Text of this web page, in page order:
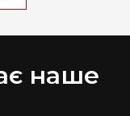
наше